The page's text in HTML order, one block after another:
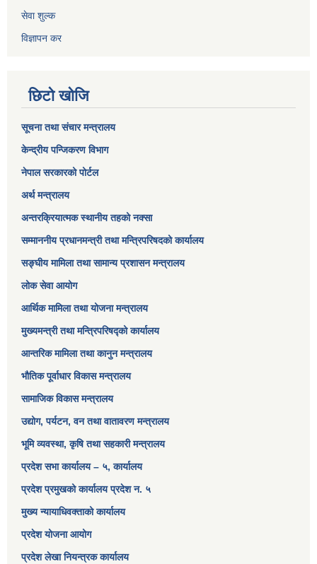
सेवा शुल्क
विज्ञापन कर
छिटो खोजि
सूचना तथा संचार मन्त्रालय
केन्द्रीय पन्जिकरण विभाग
नेपाल सरकारको पोर्टल
अर्थ मन्त्रालय
अन्तरक्रियात्मक स्थानीय तहको नक्सा
सम्माननीय प्रधानमन्त्री तथा मन्त्रिपरिषद‌को कार्यालय
सङ्‍घीय मामिला तथा सामान्य प्रशासन मन्त्रालय
लोक सेवा आयोग
आर्थिक मामिला तथा योजना मन्त्रालय​
मुख्यमन्त्री तथा मन्त्रिपरिषद्को कार्यालय
आन्तरिक मामिला तथा कानुन मन्त्रालय
भौतिक पूर्वाधार विकास मन्त्रालय
सामाजिक विकास मन्त्रालय
उद्योग, पर्यटन, वन तथा वातावरण मन्त्रालय
भूमि व्यवस्था, कृषि तथा सहकारी मन्त्रालय
प्रदेश सभा कार्यालय – ५, कार्यालय
प्रदेश प्रमुखको कार्यालय प्रदेश न. ५
मुख्य न्यायाधिवक्ताको कार्यालय
प्रदेश योजना आयोग
प्रदेश लेखा नियन्त्रक कार्यालय